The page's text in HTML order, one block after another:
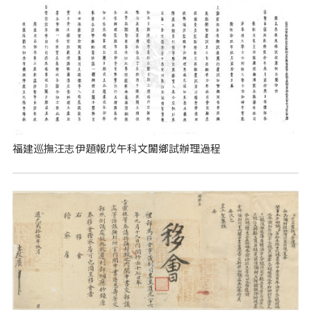
福建巡撫汪志伊題報戊午科文闈鄉試辦理過程